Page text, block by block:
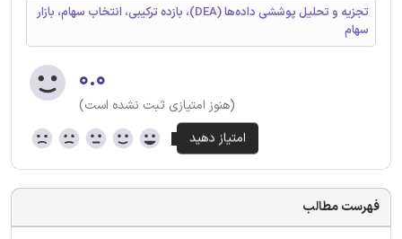
تجزیه‌ و تحلیل پوششی داده‌ها (DEA)، بازده ترکیبی، انتخاب سهام، بازار
سهام
۰.۰
(هنوز امتیازی ثبت نشده است)
فهرست مطالب